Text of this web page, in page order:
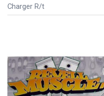
Charger R/t